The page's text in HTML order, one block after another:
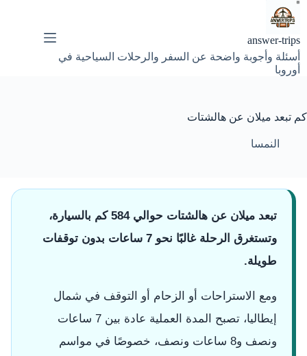
التجاوز
إلى
answer-trips
أسئلة وأجوبة واضحة عن السفر والرحلات السياحية في
أوروبا
كم تبعد ميلان عن هالشتات
النمسا
تبعد ميلان عن هالشتات حوالي 584 كم بالسيارة،
وتستغرق الرحلة غالبًا نحو 7 ساعات بدون توقفات
طويلة.
ومع الاستراحات أو الزحام أو التوقف في شمال
إيطاليا، تصبح المدة العملية عادة بين 7 ساعات
ونصف و8 ساعات ونصف، خصوصًا في مواسم